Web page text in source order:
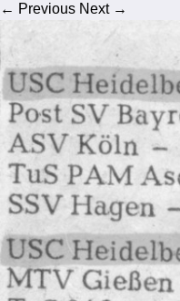
← Previous Next →